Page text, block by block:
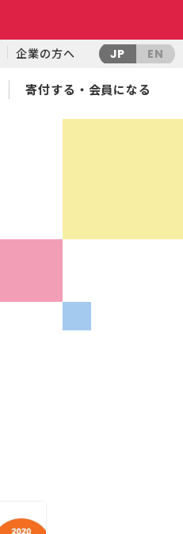
企業の方へ JP EN
寄付する・会員になる